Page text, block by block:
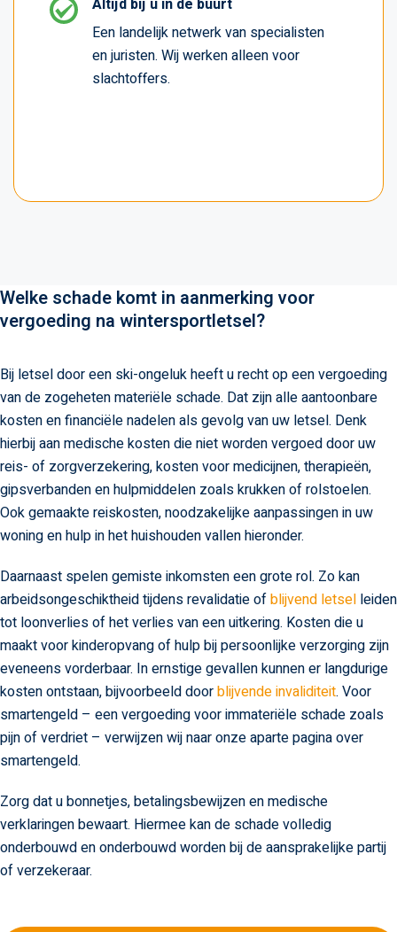
Een landelijk netwerk van specialisten
en juristen. Wij werken alleen voor
slachtoffers.
Welke schade komt in aanmerking voor
vergoeding na wintersportletsel?
Bij letsel door een ski-ongeluk heeft u recht op een vergoeding
van de zogeheten materiële schade. Dat zijn alle aantoonbare
kosten en financiële nadelen als gevolg van uw letsel. Denk
hierbij aan medische kosten die niet worden vergoed door uw
reis- of zorgverzekering, kosten voor medicijnen, therapieën,
gipsverbanden en hulpmiddelen zoals krukken of rolstoelen.
Ook gemaakte reiskosten, noodzakelijke aanpassingen in uw
woning en hulp in het huishouden vallen hieronder.
Daarnaast spelen gemiste inkomsten een grote rol. Zo kan
arbeidsongeschiktheid tijdens revalidatie ofblijvend letsel leiden
tot loonverlies of het verlies van een uitkering. Kosten die u
maakt voor kinderopvang of hulp bij persoonlijke verzorging zijn
eveneens vorderbaar. In ernstige gevallen kunnen er langdurige
kosten ontstaan, bijvoorbeeld doorblijvende invaliditeit. Voor
smartengeld – een vergoeding voor immateriële schade zoals
pijn of verdriet – verwijzen wij naar onze aparte pagina over
smartengeld.
Zorg dat u bonnetjes, betalingsbewijzen en medische
verklaringen bewaart. Hiermee kan de schade volledig
onderbouwd en onderbouwd worden bij de aansprakelijke partij
of verzekeraar.